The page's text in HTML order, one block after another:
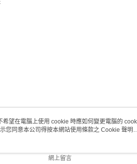
客戶服務
網上留言
望在電腦上使用 cookie 時應如何變更電腦的
您同意本公司得按本網站使用條款之 Cookie 聲明